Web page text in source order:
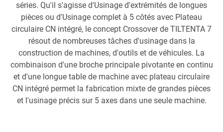
séries. Qu'il s'agisse d'Usinage d'extrémités de longues
pièces ou d'Usinage complet à 5 côtés avec Plateau
circulaire CN intégré, le concept Crossover de TILTENTA 7
résout de nombreuses tâches d'usinage dans la
construction de machines, d'outils et de véhicules. La
combinaison d'une broche principale pivotante en continu
et d'une longue table de machine avec plateau circulaire
CN intégré permet la fabrication mixte de grandes pièces
et l'usinage précis sur 5 axes dans une seule machine.